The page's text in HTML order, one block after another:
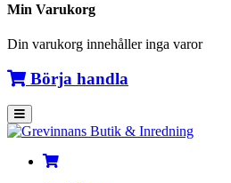
Min Varukorg
Din varukorg innehåller inga varor
Börja handla